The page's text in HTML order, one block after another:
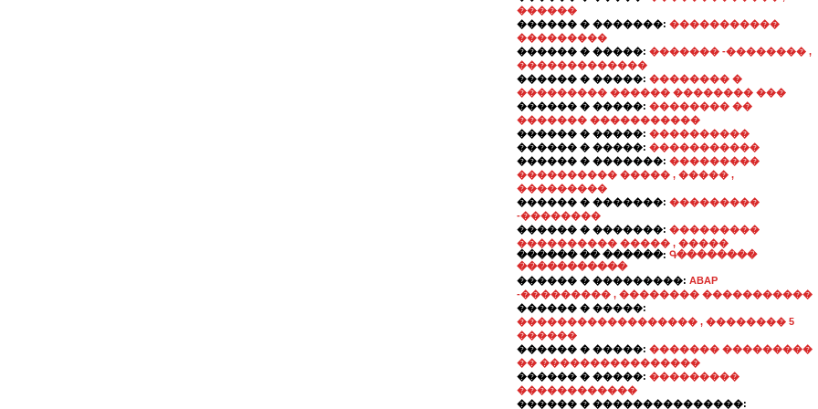
������
������ � �������: �����������
���������
������ � �����: ������� -�������� ,
�������������
������ � �����: �������� �
��������� ������ �������� ���
������ � �����: �������� ��
������� �����������
������ � �����: ����������
������ � �����: �����������
������ � �������: ���������
���������� ����� , ����� ,
���������
������ � �������: ���������
-��������
������ � �������: ���������
���������� ����� , �����
������ �� ������: Գ��������
�����������
������ � ���������: ABAP
-��������� , �������� �����������
������ � �����:
������������������ , �������� 5
������
������ � �����: ������� ���������
�� ����������������
������ � �����: ���������
������������
������ � ���������������: